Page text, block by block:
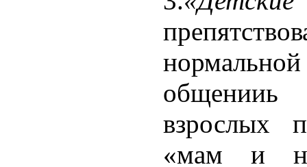
взрослых
«мам и